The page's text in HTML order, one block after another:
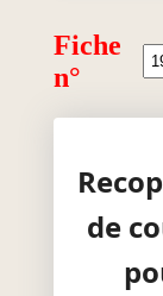
Fiche
n°
de